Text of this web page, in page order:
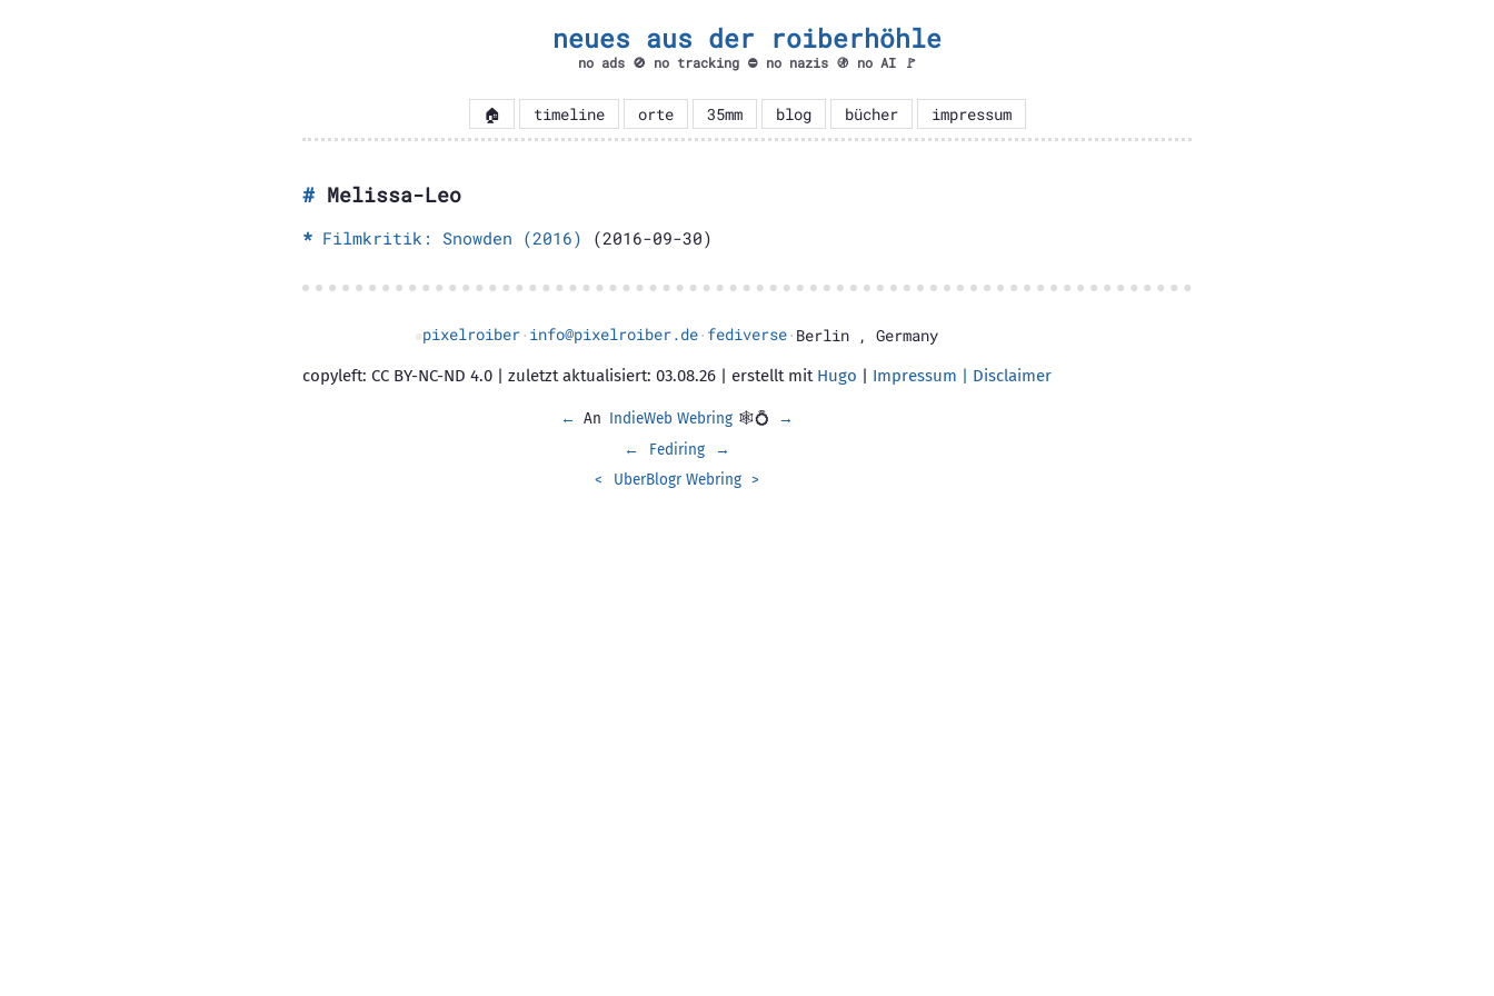
neues aus der roiberhöhle
no ads 🚫 no tracking ⛔ no nazis 🚯 no AI 🚩
🏠 timeline orte 35mm blog bücher impressum
Melissa-Leo
Filmkritik: Snowden (2016) (2016-09-30)
pixelroiber· info@pixelroiber.de· fediverse· Berlin , Germany
copyleft: CC BY-NC-ND 4.0 | zuletzt aktualisiert: 03.08.26 | erstellt mit Hugo | Impressum | Disclaimer
← An IndieWeb Webring 🕸💍
→
←
Fediring
→
<
UberBlogr Webring >